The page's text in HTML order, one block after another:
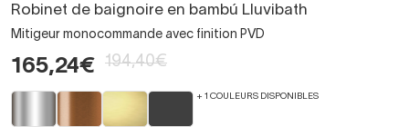
Robinet de baignoire en bambú Lluvibath
Mitigeur monocommande avec finition PVD
165,24€ 194,40€
+ 1 COULEURS DISPONIBLES